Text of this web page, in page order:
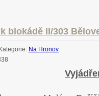
blokádě II/303
Kategorie: Na Hronov